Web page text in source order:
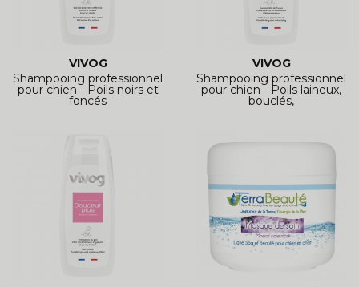
VIVOG
Shampooing professionnel
pour chien - Poils noirs et
foncés
VIVOG
Shampooing professionnel
pour chien - Poils laineux,
bouclés,